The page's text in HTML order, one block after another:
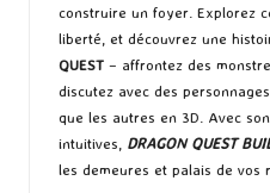
construire un foyer. Explorez
liberté, et découvrez une
QUEST – affrontez des
discutez avec des
que les autres en 3D. Avec
intuitives, DRAGON QUEST
les demeures et palais de vos